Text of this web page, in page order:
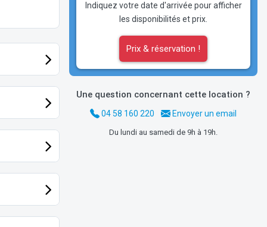
Indiquez votre date d'arrivée pour afficher
les disponibilités et prix.
Prix & réservation !
Une question concernant cette location ?
04 58 160 220 Envoyer un email
Du lundi au samedi de 9h à 19h.